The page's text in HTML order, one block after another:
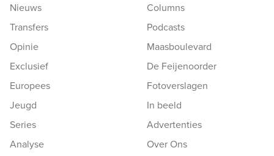
Nieuws
Transfers
Opinie
Exclusief
Europees
Jeugd
Series
Analyse
Columns
Podcasts
Maasboulevard
De Feijenoorder
Fotoverslagen
In beeld
Advertenties
Over Ons